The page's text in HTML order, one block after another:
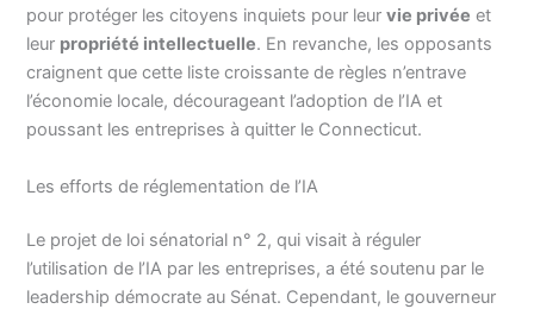
pour protéger les citoyens inquiets pour leurvie privée et
leur propriété intellectuelle. En revanche, les opposants
craignent que cette liste croissante de règles n’entrave
l’économie locale, décourageant l’adoption de l’IA et
poussant les entreprises à quitter le Connecticut.
Les efforts de réglementation de l’IA
Le projet de loi sénatorial n° 2, qui visait à réguler
l’utilisation de l’IA par les entreprises, a été soutenu par le
leadership démocrate au Sénat. Cependant, le gouverneur